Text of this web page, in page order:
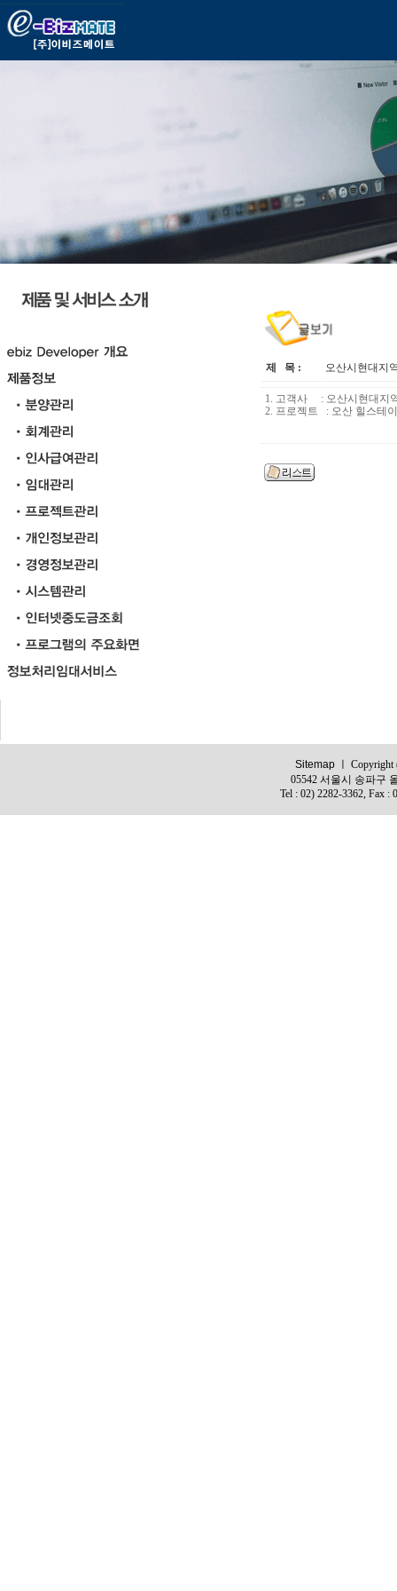
제 목 : 오산시현대지
1. 고객사 : 오산시현대지
2. 프로젝트 : 오산 힐스테
Sitemap ㅣ Copyright
05542 서울시 송파구
Tel : 02) 2282-3362, Fax :